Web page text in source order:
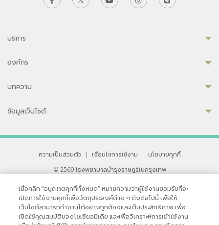
บริการ
องค์กร
บทความ
ข้อมูลเว็ปไซต์
ความเป็นส่วนตัว | เงื่อนไขการใช้งาน |
นโยบายคุกกี้
© 2569 โรงพยาบาลบำรุงราษฎร์ในกรุงเทพ
33 สุขุมวิท ซอย 3 เขตวัฒนา กรุงเทพ 10110 ประเทศไทย
หากท่านมีข้อคิดเห็นหรือปัญหาในการใช้เว็บไซต์ของเรา
เมื่อคลิก “อนุญาตคุกกี้ทั้งหมด” หมายความว่าผู้ใช้งานยอมรับที่จะ
เปิดการใช้งานคุกกี้เพื่อวัตถุประสงค์ต่าง ๆ ดังต่อไปนี้ เพื่อให้
เว็บไซต์สามารถทำงานได้อย่างถูกต้องและเต็มประสิทธิภาพ เพื่อ
เปิดใช้คุณสมบัติของโซเชียลมีเดีย และเพื่อวิเคราะห์การเข้าใช้งาน